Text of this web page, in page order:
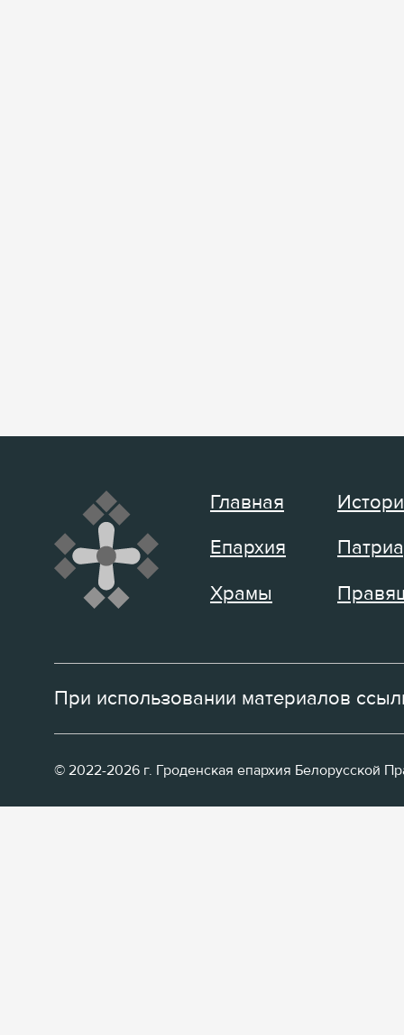
Главная
Епархия
Храмы
При использовании материалов
© 2022-2026 г. Гроденская епархия Белорусской